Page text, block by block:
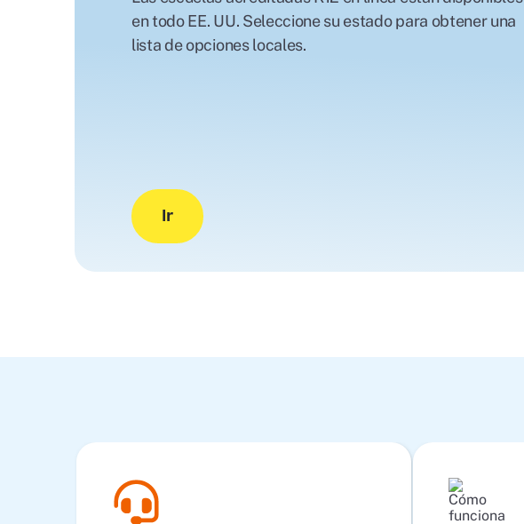
en todo EE. UU. Seleccione su estado para obtener una
lista de opciones locales.
Ir